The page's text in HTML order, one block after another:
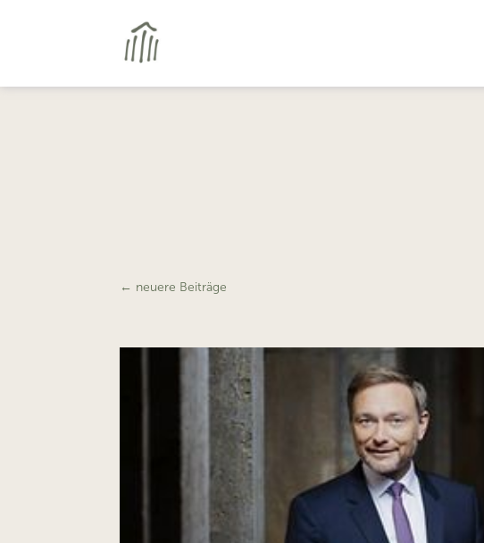
← neuere Beiträge